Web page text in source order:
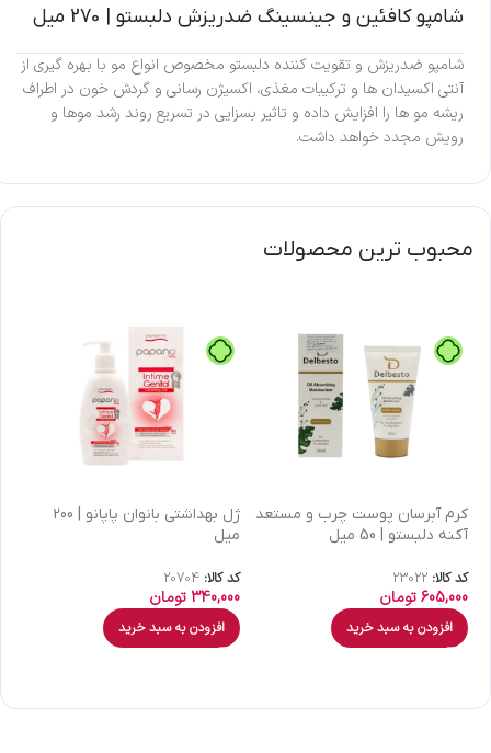
شامپو کافئین و جینسینگ ضدریزش دلبستو | 270 میل
شامپو ضدریزش و تقویت کننده دلبستو مخصوص انواع مو با بهره گیری از
آنتی اکسیدان ها و ترکیبات مغذی، اکسیژن رسانی و گردش خون در اطراف
ریشه مو ها را افزایش داده و تاثیر بسزایی در تسریع روند رشد موها و
رویش مجدد خواهد داشت.
محبوب ترین محصولات
كرم آبرسان پوست چرب و مستعد
آکنه دلبستو | 50 میل
کد کالا: 23022
605,000تومان
افزودن به سبد خرید
ژل بهداشتی بانوان پاپانو | 200
میل
کد کالا: 20704
340,000تومان
افزودن به سبد خرید